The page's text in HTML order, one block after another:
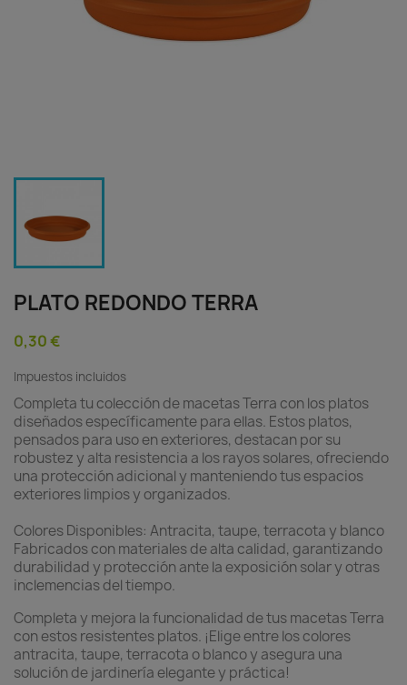
PLATO REDONDO TERRA
0,30 €
Impuestos incluidos
Completa tu colección de macetas Terra con los platos
diseñados específicamente para ellas. Estos platos,
pensados para uso en exteriores, destacan por su
robustez y alta resistencia a los rayos solares, ofreciendo
una protección adicional y manteniendo tus espacios
exteriores limpios y organizados.
Colores Disponibles: Antracita, taupe, terracota y blanco
Fabricados con materiales de alta calidad, garantizando
durabilidad y protección ante la exposición solar y otras
inclemencias del tiempo.
Completa y mejora la funcionalidad de tus macetas Terra
con estos resistentes platos. ¡Elige entre los colores
antracita, taupe, terracota o blanco y asegura una
solución de jardinería elegante y práctica!